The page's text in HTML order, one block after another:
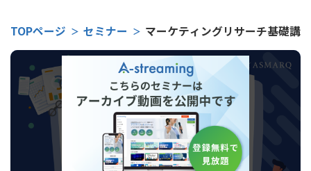
TOPページ セミナー マーケティングリサーチ基礎
受付終了となりました。